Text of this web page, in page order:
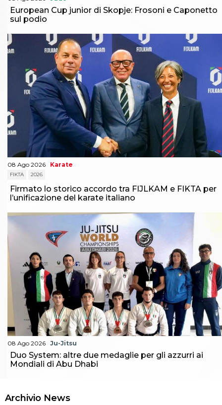
European Cup junior di Skopje: Frosoni e Caponetto
sul podio
08 Ago 2026 Karate
FIKTA 2026
Firmato lo storico accordo tra FIJLKAM e FIKTA per
l’unificazione del karate italiano
08 Ago 2026 Ju-Jitsu
Duo System: altre due medaglie per gli azzurri ai
Mondiali di Abu Dhabi
Archivio News